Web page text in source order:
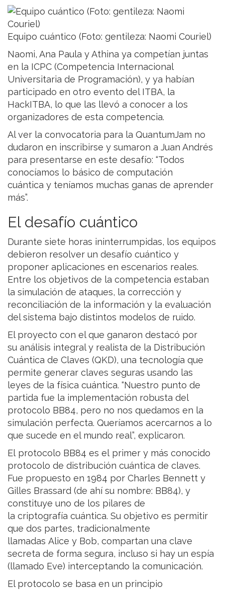
Equipo cuántico (Foto: gentileza: Naomi Couriel)
Naomi, Ana Paula y Athina ya competían juntas
en la ICPC (Competencia Internacional
Universitaria de Programación), y ya habían
participado en otro evento del ITBA, la
HackITBA, lo que las llevó a conocer a los
organizadores de esta competencia.
Al ver la convocatoria para la QuantumJam no
dudaron en inscribirse y sumaron a Juan Andrés
para presentarse en este desafío: “Todos
conocíamos lo básico de computación
cuántica y teníamos muchas ganas de aprender
más”.
El desafío cuántico
Durante siete horas ininterrumpidas, los equipos
debieron resolver un desafío cuántico y
proponer aplicaciones en escenarios reales.
Entre los objetivos de la competencia estaban
la simulación de ataques, la corrección y
reconciliación de la información y la evaluación
del sistema bajo distintos modelos de ruido.
El proyecto con el que ganaron destacó por
su análisis integral y realista de la Distribución
Cuántica de Claves (QKD), una tecnología que
permite generar claves seguras usando las
leyes de la física cuántica. “Nuestro punto de
partida fue la implementación robusta del
protocolo BB84, pero no nos quedamos en la
simulación perfecta. Queríamos acercarnos a lo
que sucede en el mundo real”, explicaron.
El protocolo BB84 es el primer y más conocido
protocolo de distribución cuántica de claves.
Fue propuesto en 1984 por Charles Bennett y
Gilles Brassard (de ahí su nombre: BB84), y
constituye uno de los pilares de
la criptografía cuántica. Su objetivo es permitir
que dos partes, tradicionalmente
llamadas Alice y Bob, compartan una clave
secreta de forma segura, incluso si hay un espía
(llamado Eve) interceptando la comunicación.
El protocolo se basa en un principio